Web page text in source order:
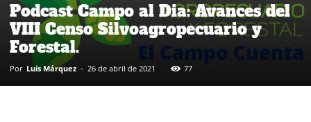
Podcast Campo al Dia: Avances del
VIII Censo Silvoagropecuario y
Forestal.
Por Luis Márquez - 26 de abril de 2021 77